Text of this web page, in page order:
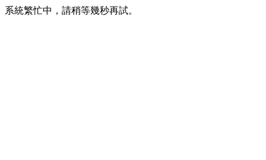
系統繁忙中，請稍等幾秒再試。